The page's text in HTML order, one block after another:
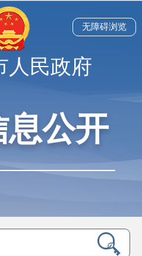
人民政府
公开
无障碍浏览